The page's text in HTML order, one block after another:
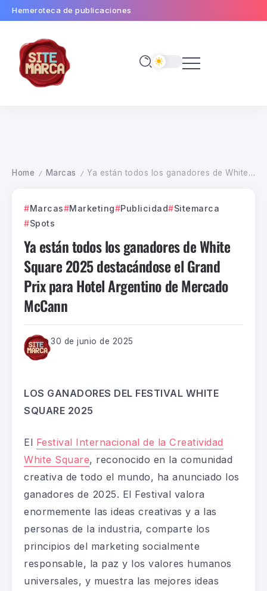
Hemeroteca de publicaciones
Home / Marcas / Ya están todos los ganadores de White Square 2025 destacándose el Grand Prix para Hotel Argentino de Mercado McCann
Marcas Marketing Publicidad
Sitemarca
Spots
Ya están todos los ganadores de White
Square 2025 destacándose el Grand
Prix para Hotel Argentino de Mercado
McCann
30 de junio de 2025
LOS GANADORES DEL FESTIVAL WHITE
SQUARE 2025
El Festival Internacional de la Creatividad
White Square, reconocido en la comunidad
creativa de todo el mundo, ha anunciado los
ganadores de 2025. El Festival valora
enormemente las ideas creativas y a las
personas de la industria, comparte los
principios del marketing socialmente
responsable, la paz y los valores humanos
universales, y muestra las mejores ideas